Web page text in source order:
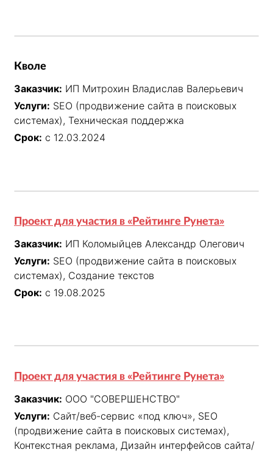
Кволе
Заказчик: ИП Митрохин Владислав Валерьевич
Услуги: SEO (продвижение сайта в поисковых
системах), Техническая поддержка
Срок: с 12.03.2024
Проект для участия в «Рейтинге Рунета»
Заказчик: ИП Коломыйцев Александр Олегович
Услуги: SEO (продвижение сайта в поисковых
системах), Создание текстов
Срок: с 19.08.2025
Проект для участия в «Рейтинге Рунета»
Заказчик: ООО "СОВЕРШЕНСТВО"
Услуги: Сайт/веб-сервис «под ключ», SEO
(продвижение сайта в поисковых системах),
Контекстная реклама, Дизайн интерфейсов сайта/